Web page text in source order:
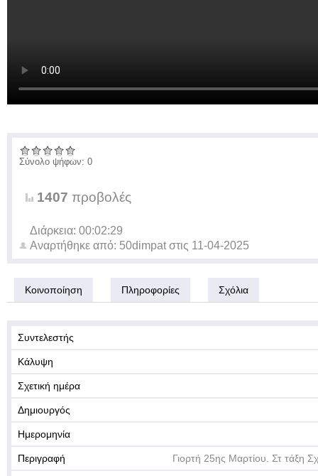
Σύνολο ψήφων: 0
1407 προβολές
Διάρκεια: 00:02:29
Αναρτήθηκε από: 50dimpat στις 11-04-2025
Κοινοποίηση Πληροφορίες Σχόλια
Συντελεστής
Κάλυψη
Σχετική ημέρα
Δημιουργός
Ημερομηνία
Περιγραφή Γιορτή 25ης Μαρτίου. Στ τάξη